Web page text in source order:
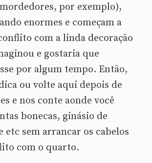
por exemplo),
enormes e começam a
com a linda decoração
e gostaria que
por algum tempo. Então,
ou volte aqui depois de
e nos conte aonde você
bonecas, ginásio de
etc sem arrancar os cabelos
com o quarto.